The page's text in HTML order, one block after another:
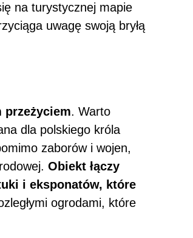
na turystycznej mapie
uwagę swoją bryłą
przeżyciem. Warto
dla polskiego króla
zaborów i wojen,
Obiekt łączy
i eksponatów, które
ogrodami, które